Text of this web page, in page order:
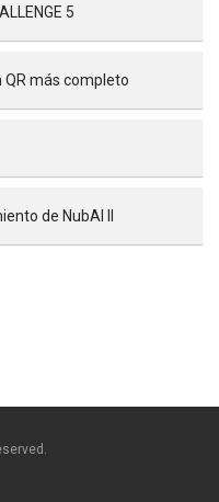
5
más completo
de NubAI II